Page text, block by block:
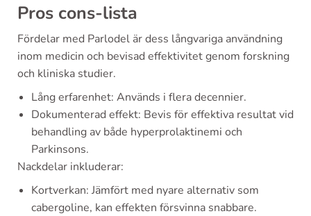
Pros cons-lista
Fördelar med Parlodel är dess långvariga användning
inom medicin och bevisad effektivitet genom forskning
och kliniska studier.
Lång erfarenhet: Används i flera decennier.
Dokumenterad effekt: Bevis för effektiva resultat vid
behandling av både hyperprolaktinemi och
Parkinsons.
Nackdelar inkluderar:
Kortverkan: Jämfört med nyare alternativ som
cabergoline, kan effekten försvinna snabbare.